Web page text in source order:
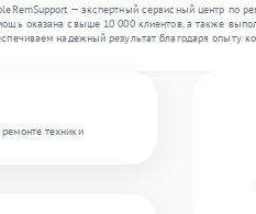
— экспертный сервисный центр по
оказана свыше 10 000 клиентов, а также
надежный результат благодаря опыту
техники